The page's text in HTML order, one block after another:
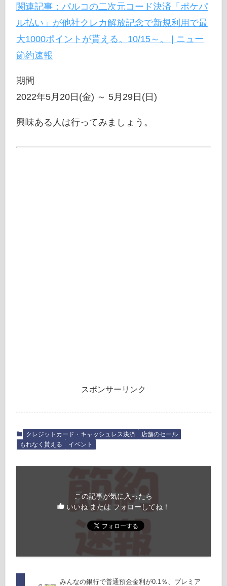
関連記事：パルコの二次元コード決済「ポケパ
ル払い」が他社クレカ解放記念で新規利用で最
大1000ポイントが貰える。10/15～。 | ニュー
節約速報
期間
2022年5月20日(金) ～ 5月29日(日)
興味ある人は行ってみましょう。
スポンサーリンク
クレジットカード・キャッシュレス決済
店舗のセール
もれなく貰える
イベント
この記事が気に入ったら
いいね または フォローしてね！
みんなの銀行で普通預金金利が0.1％、プレミア